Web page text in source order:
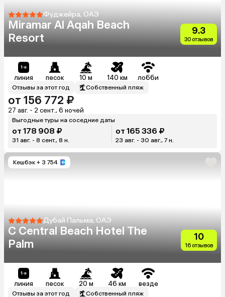
Фуджейра, ОАЭ
Miramar Al Aqah Beach
Resort
9.3
30 отзывов
линия песок 10 м 140 км лобби
Отзывы за этот год Собственный пляж
от 156 772 ₽
27 авг. - 2 сент., 6 ночей
Выгодные туры на соседние даты
от 178 908 ₽
31 авг. - 8 сент., 8 н.
от 165 336 ₽
23 авг. - 30 авг., 7 н.
Кешбэк + 3 754
Дубай Пальма, ОАЭ
C Central Beach Hotel The
Palm
10
16 отзывов
линия песок 20 м 46 км везде
Отзывы за этот год Собственный пляж